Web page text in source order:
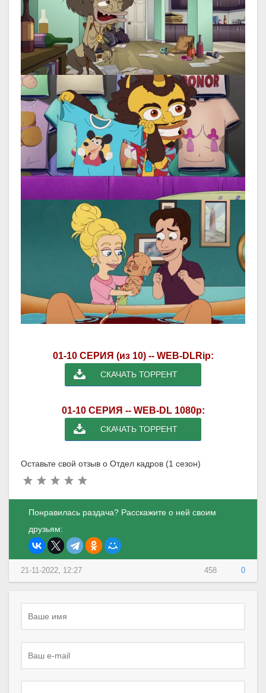
01-10 СЕРИЯ (из 10) -- WEB-DLRip:
СКАЧАТЬ ТОРРЕНТ
01-10 СЕРИЯ -- WEB-DL 1080p:
СКАЧАТЬ ТОРРЕНТ
Оставьте свой отзыв о Отдел кадров (1 сезон)
Понравилась раздача? Расскажите о ней своим
друзьям:
458 0
21-11-2022, 12:27